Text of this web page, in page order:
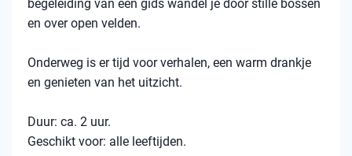
begeleiding van een gids wandel je door stille bossen
en over open velden.
Onderweg is er tijd voor verhalen, een warm drankje
en genieten van het uitzicht.
Duur: ca. 2 uur.
Geschikt voor: alle leeftijden.